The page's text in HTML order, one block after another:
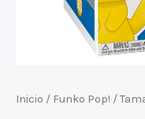
Inicio / Funko Pop! /